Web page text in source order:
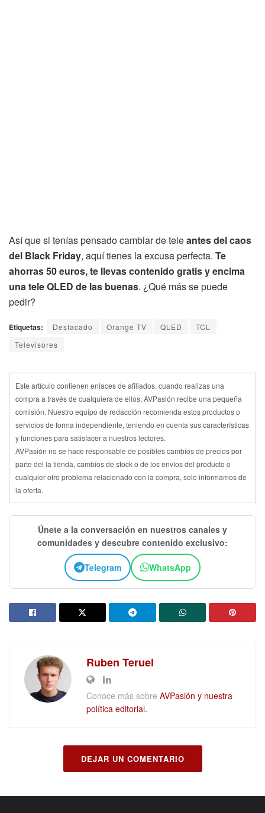
Así que si tenías pensado cambiar de teleantes del caos
del Black Friday, aquí tienes la excusa perfecta. Te
ahorras 50 euros, te llevas contenido gratis y encima
una tele QLED de las buenas. ¿Qué más se puede
pedir?
Etiquetas: Destacado Orange TV QLED
TCL
Televisores
Este artículo contienen enlaces de afiliados, cuando realizas una
compra a través de cualquiera de ellos, AVPasión recibe una pequeña
comisión. Nuestro equipo de redacción recomienda estos productos o
servicios de forma independiente, teniendo en cuenta sus características
y funciones para satisfacer a nuestros lectores.
AVPasión no se hace responsable de posibles cambios de precios por
parte del la tienda, cambios de stock o de los envíos del producto o
cualquier otro problema relacionado con la compra, solo informamos de
la oferta.
Únete a la conversación en nuestros canales y
comunidades y descubre contenido exclusivo:
Telegram WhatsApp
Ruben Teruel
Conoce más sobre AVPasión y nuestra
política editorial.
DEJAR UN COMENTARIO